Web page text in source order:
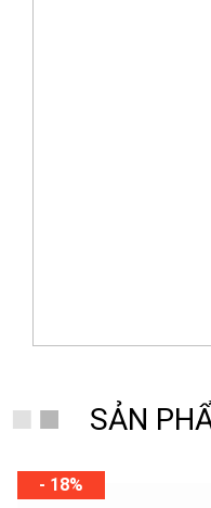
SẢN
- 18%